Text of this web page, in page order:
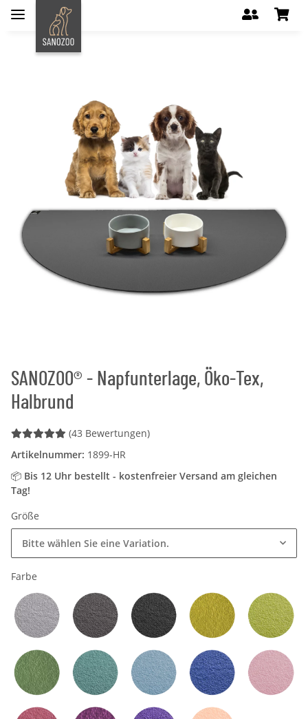
SANOZOO® - Napfunterlage, Öko-Tex,
Halbrund
(43 Bewertungen)
Artikelnummer: 1899-HR
📦 Bis 12 Uhr bestellt - kostenfreier Versand am gleichen
Tag!
Größe
Bitte wählen Sie eine Variation.
Farbe
Hellgrau Grau Schwarz Mangogelb Grün
Olivgrün Petrol Hellblau Blau